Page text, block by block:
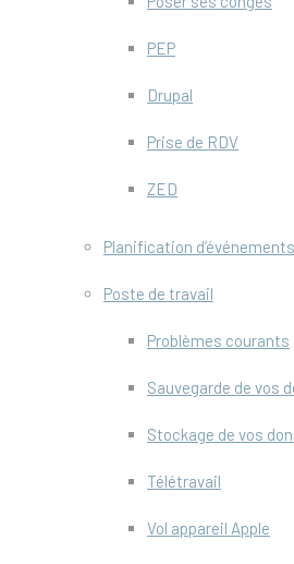
PEP
Drupal
Prise de RDV
ZED
Planification d’événements
Poste de travail
Problèmes courants
Sauvegarde de vos
Stockage de vos
Télétravail
Vol appareil Apple